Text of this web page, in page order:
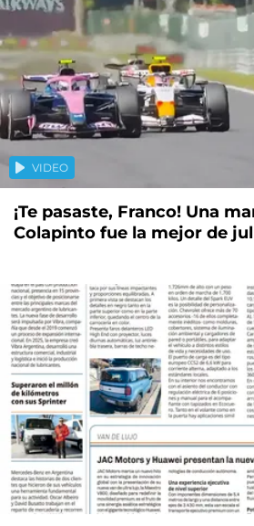
VIDEO
¡Te pasaste, Franco! Una
Colapinto fue la mejor de